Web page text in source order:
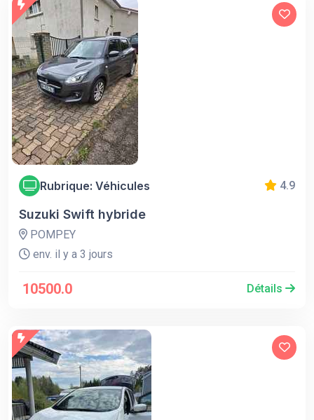
Rubrique: Véhicules 4.9
Suzuki Swift hybride
POMPEY
env. il y a 3 jours
10500.0 Détails